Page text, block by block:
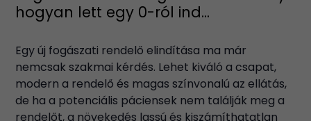
hogyan lett egy 0-ról ind...
Egy új fogászati rendelő elindítása ma már
nemcsak szakmai kérdés. Lehet kiváló a csapat,
modern a rendelő és magas színvonalú az ellátás,
de ha a potenciális páciensek nem találják meg a
rendelőt, a növekedés lassú és kiszámíthatatlan